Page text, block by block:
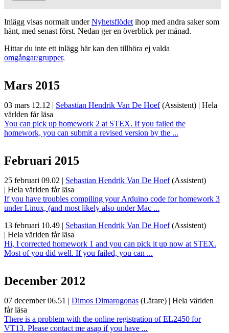
Inlägg visas normalt underNyhetsflödet ihop med andra saker som
hänt, med senast först. Nedan ger en överblick per månad.
Hittar du inte ett inlägg här kan den tillhöra ej valda
omgångar/grupper.
Mars 2015
03 mars 12.12 | Sebastian Hendrik Van De Hoef(Assistent) | Hela
världen får läsa
You can pick up homework 2 at STEX. If you failed the
homework, you can submit a revised version by the ...
Februari 2015
25 februari 09.02 | Sebastian Hendrik Van De Hoef(Assistent)
| Hela världen får läsa
If you have troubles compiling your Arduino code for homework 3
under Linux, (and most likely also under Mac ...
13 februari 10.49 | Sebastian Hendrik Van De Hoef(Assistent)
| Hela världen får läsa
Hi, I corrected homework 1 and you can pick it up now at STEX.
Most of you did well. If you failed, you can ...
December 2012
07 december 06.51 | Dimos Dimarogonas (Lärare) | Hela världen
får läsa
There is a problem with the online registration of EL2450 for
VT13. Please contact me asap if you have ...